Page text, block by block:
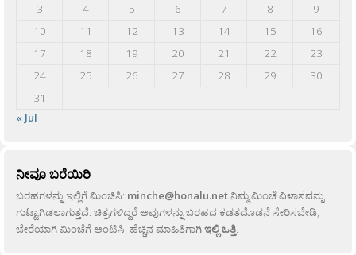
3
4 5 6 7 8
9
10
11 12 13 14 15
16
17
18 19 20 21 22
23
24
25 26 27 28 29
30
31
« Jul
ನೀವೂ ಬರೆಯಿರಿ
ಬರಹಗಳನ್ನು ಇಲ್ಲಿಗೆ ಮಿಂಚಿಸಿ: minche@honalu.netನಿಮ್ಮ ಮಿಂಚೆ ವಿಳಾಸವನ್ನು
ಗುಟ್ಟಾಗಿಡಲಾಗುತ್ತದೆ. ಚಿತ್ರಗಳಿದ್ದರೆ ಅವುಗಳನ್ನು ಬರಹದ ಕಡತದೊಡನೆ ಸೇರಿಸಬೇಡಿ,
ಬೇರೆಯಾಗಿ ಮಿಂಚೆಗೆ ಅಂಟಿಸಿ. ಹೆಚ್ಚಿನ ಮಾಹಿತಿಗಾಗಿಇಲ್ಲಿ ಒತ್ತಿ.